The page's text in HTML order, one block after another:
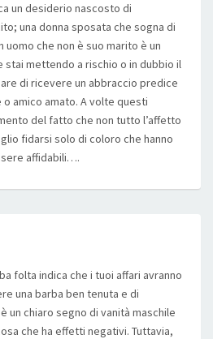
un desiderio nascosto di
una donna sposata che sogna di
uomo che non è suo marito è un
stai mettendo a rischio o in dubbio il
di ricevere un abbraccio predice
amico amato. A volte questi
del fatto che non tutto l’affetto
fidarsi solo di coloro che hanno
affidabili….
folta indica che i tuoi affari avranno
una barba ben tenuta e di
un chiaro segno di vanità maschile
che ha effetti negativi. Tuttavia,